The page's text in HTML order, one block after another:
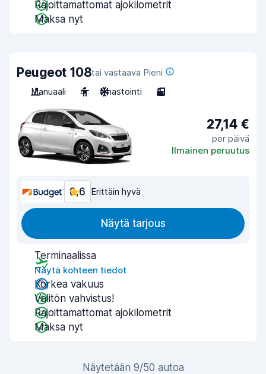
Rajoittamattomat ajokilometrit
Maksa nyt
Peugeot 108tai vastaava Pieni
Manuaali
4 Ilmastointi 3
27,14 €
per päivä
Ilmainen peruutus
8,6 Erittäin hyvä
Näytä tarjous
Terminaalissa
Näytä kohteen tiedot
Korkea vakuus
Välitön vahvistus!
Rajoittamattomat ajokilometrit
Maksa nyt
Näytetään 9/50 autoa